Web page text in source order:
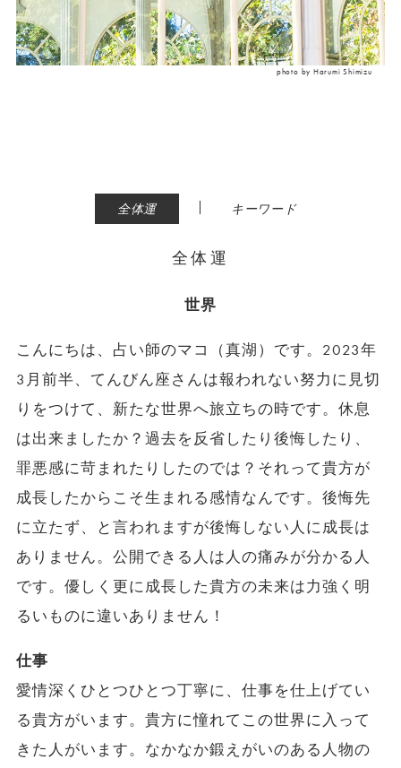
photo by Harumi Shimizu
全体運 | キーワード
全体運
世界
こんにちは、占い師のマコ（真湖）です。2023年
3月前半、てんびん座さんは報われない努力に見切
りをつけて、新たな世界へ旅立ちの時です。休息
は出来ましたか？過去を反省したり後悔したり、
罪悪感に苛まれたりしたのでは？それって貴方が
成長したからこそ生まれる感情なんです。後悔先
に立たず、と言われますが後悔しない人に成長は
ありません。公開できる人は人の痛みが分かる人
です。優しく更に成長した貴方の未来は力強く明
るいものに違いありません！
仕事
愛情深くひとつひとつ丁寧に、仕事を仕上げてい
る貴方がいます。貴方に憧れてこの世界に入って
きた人がいます。なかなか鍛えがいのある人物の